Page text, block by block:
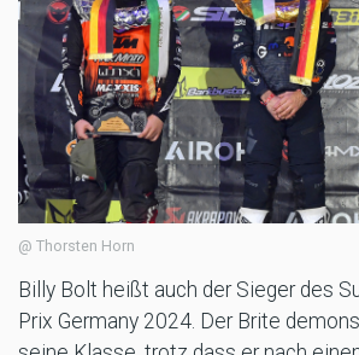
@ Thorsten Horn
Billy Bolt heißt auch der Sieger des
Prix Germany 2024. Der Brite